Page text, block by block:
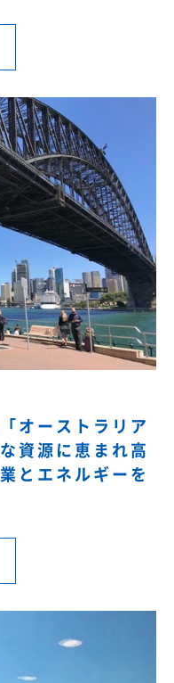
オーストラリア
資源に恵まれ高
とエネルギーを